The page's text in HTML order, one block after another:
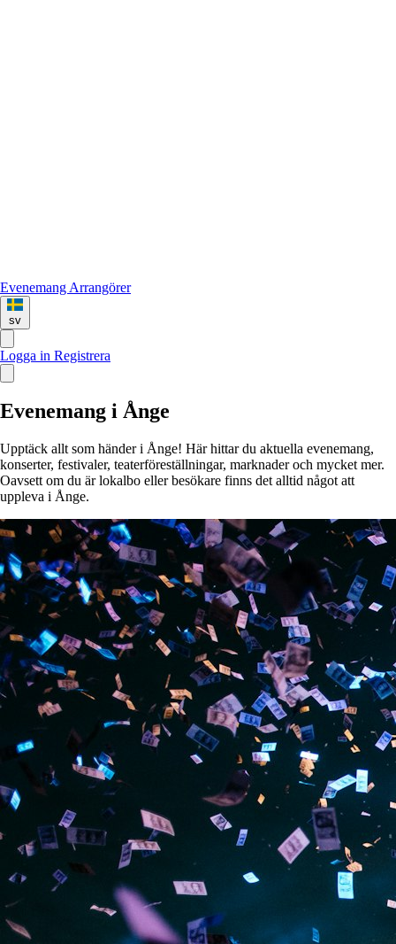
Evenemang Arrangörer
sv
Logga in Registrera
Evenemang i Ånge
Upptäck allt som händer i Ånge! Här hittar du aktuella evenemang,
konserter, festivaler, teaterföreställningar, marknader och mycket mer.
Oavsett om du är lokalbo eller besökare finns det alltid något att
uppleva i Ånge.